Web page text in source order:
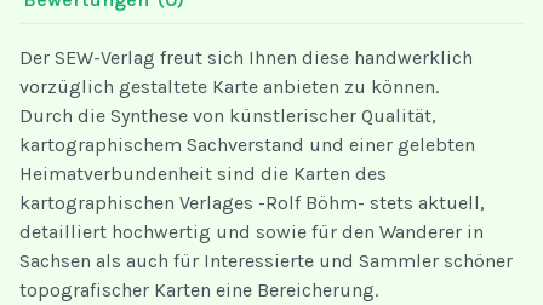
Der SEW-Verlag freut sich Ihnen diese handwerklich
vorzüglich gestaltete Karte anbieten zu können.
Durch die Synthese von künstlerischer Qualität,
kartographischem Sachverstand und einer gelebten
Heimatverbundenheit sind die Karten des
kartographischen Verlages -Rolf Böhm- stets aktuell,
detailliert hochwertig und sowie für den Wanderer in
Sachsen als auch für Interessierte und Sammler schöner
topografischer Karten eine Bereicherung.